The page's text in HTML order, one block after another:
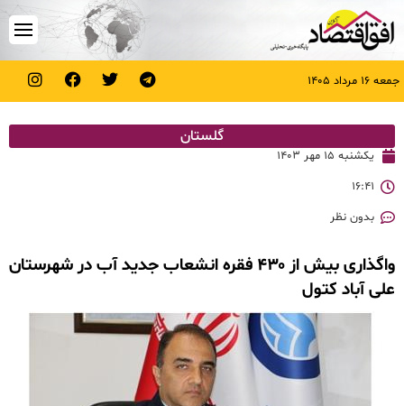
جمعه ۱۶ مرداد ۱۴۰۵
گلستان
یکشنبه ۱۵ مهر ۱۴۰۳
۱۶:۴۱
بدون نظر
واگذاری بیش از ۴۳۰ فقره انشعاب جدید آب در شهرستان
علی آباد کتول